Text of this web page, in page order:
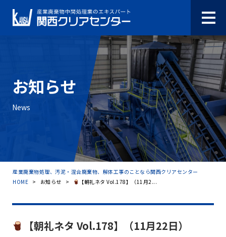
お知らせ
News
産業廃棄物処理、汚泥・混合廃棄物、解体工事のことなら関西クリアセンター
HOME > お知らせ > 【朝礼ネタ Vol.178】（11月2...
【朝礼ネタ Vol.178】（11月22日）